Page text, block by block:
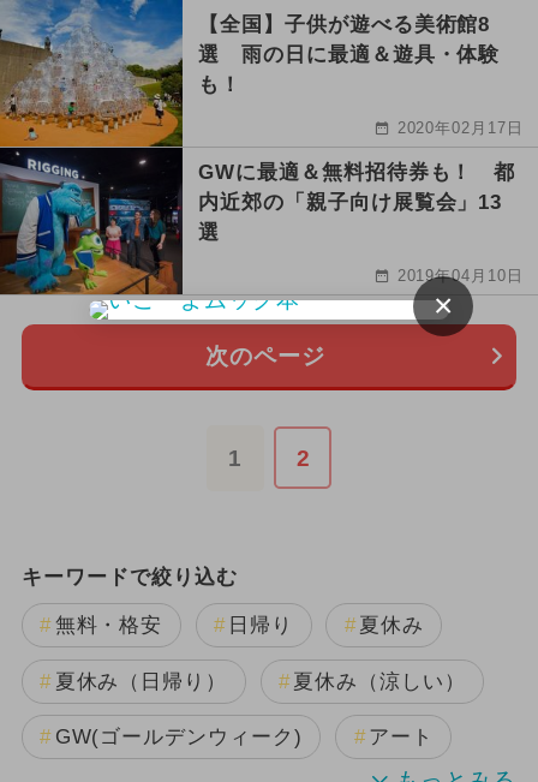
【全国】子供が遊べる美術館8
選 雨の日に最適＆遊具・体験
も！
2020年02月17日
GWに最適＆無料招待券も！ 都
内近郊の「親子向け展覧会」13
選
2019年04月10日
次のページ
1 2
キーワードで絞り込む
無料・格安 日帰り 夏休み
夏休み（日帰り） 夏休み（涼しい）
GW(ゴールデンウィーク) アート
×